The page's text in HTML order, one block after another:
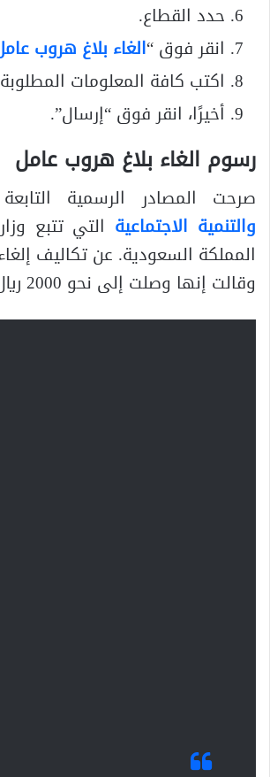
حدد القطاع.
انقر فوق “الغاء بلاغ هروب
اكتب كافة المعلومات
أخيرًا، انقر فوق “إرسال”.
رسوم الغاء بلاغ هروب عامل
صرحت المصادر الرسمية التابعة
والتنمية الاجتماعية التي تتبع
المملكة السعودية. عن تكاليف
وقالت إنها وصلت إلى نحو 2000 ريال سعودي.